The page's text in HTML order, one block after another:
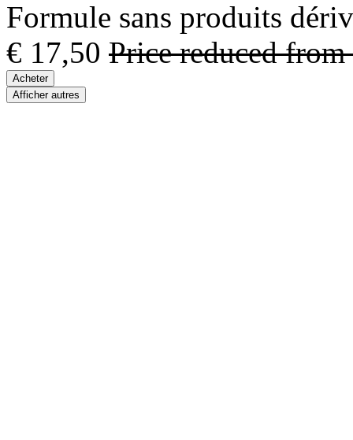
Formule sans produits
€ 17,50 Price reduced from
Acheter
Afficher autres